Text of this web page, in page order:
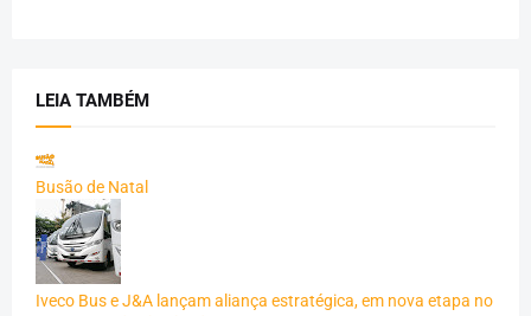
LEIA TAMBÉM
Busão de Natal
Iveco Bus e J&A lançam aliança estratégica, em nova etapa no